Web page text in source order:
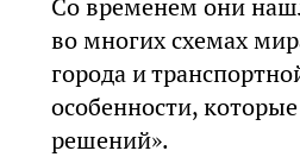
Со временем они
во многих схемах
города и
особенности,
решений».